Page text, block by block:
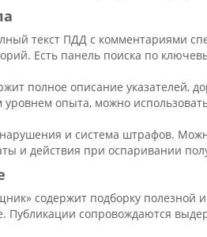
текст ПДД с комментариями
Есть панель поиска по
полное описание указателей,
опыта, можно
и система штрафов.
и действия при оспаривании
содержит подборку полезной
Публикации сопровождаются